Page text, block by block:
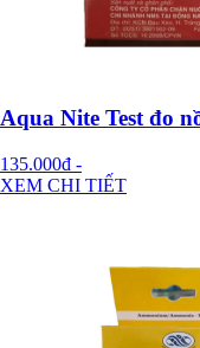
Aqua Nite Test đo
135.000đ -
XEM CHI TIẾT